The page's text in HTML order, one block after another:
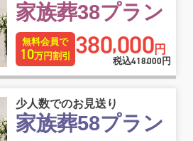
家族葬38プラン
無料会員で
10万円割引 380,000円
税込418,000 円
少人数でのお見送り
家族葬58プラン